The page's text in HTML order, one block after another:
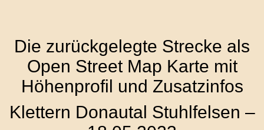
Die zurückgelegte Strecke als
Open Street Map Karte mit
Höhenprofil und Zusatzinfos
Klettern Donautal Stuhlfelsen –